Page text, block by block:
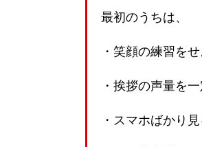
最初のうちは、
・笑顔の練習をせ
・挨拶の声量を一
・スマホばかり